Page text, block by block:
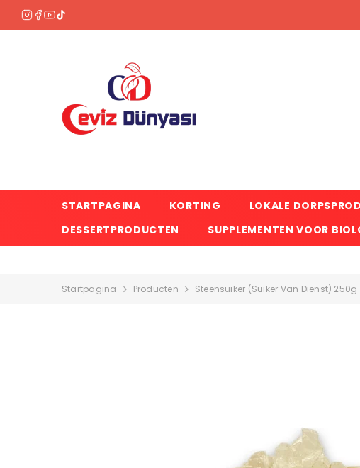
STARTPAGINA KORTING LOKALE
DESSERTPRODUCTEN
SUPPLEMENTEN VOOR
Startpagina Producten Steensuiker (suiker Van Dienst) 250g